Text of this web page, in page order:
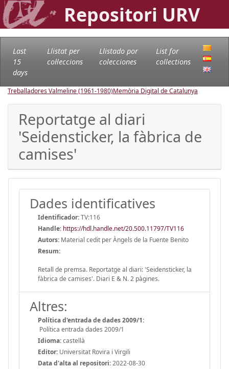
Repositori URV
Last
15
days
Llistat per
col·leccions
Llistado por
colecciones
List for
collections
Treballadores Valmeline (1961-1980)Memòria Digital de Catalunya
Reportatge al diari
'Seidensticker, la fàbrica de
camises'
Dades identificatives
Identificador:TV:116
Handle: https://hdl.handle.net/20.500.11797/TV116
Autors: Material cedit per Àngels de la Fuente Benito
Resum:
Retall de premsa. Reportatge al diari: 'Seidensticker, la
fàbrica de camises'. Diari E & N. 2 pàgines.
Altres:
Política d'entrada de dades 2009/1:
Política entrada dades 2009/1
Idioma:castellà
Editor: Universitat Rovira i Virgili
Data d'alta al repositori:2022-08-30